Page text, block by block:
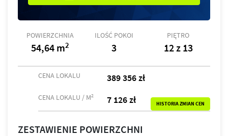
POWIERZCHNIA
54,64 m2
ILOŚĆ POKOI
3
PIĘTRO
12 z 13
CENA LOKALU 389 356 zł
CENA LOKALU / M2 7 126 zł HISTORIA ZMIAN CEN
ZESTAWIENIE POWIERZCHNI